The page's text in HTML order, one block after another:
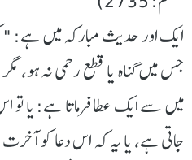
ایک اور حدیث مبارکہ میں ہے:
جس میں گناہ یا قطع رحمی نہ ہو،
میں سے ایک عطا فرماتا ہے: یا تو
جاتی ہے، یا یہ کہ اس دعا کو